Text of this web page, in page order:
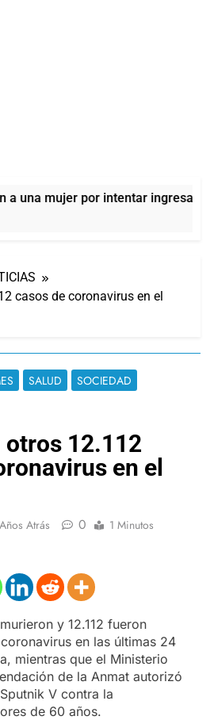
a una mujer por intentar ingresar
casos de coronavirus en el
SALUD
SOCIEDAD
12.112
en el
Atrás 0 1 Minutos
y 12.112 fueron
en las últimas 24
mientras que el Ministerio
de la Anmat autorizó
V contra la
de 60 años.